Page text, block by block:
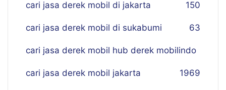
cari jasa derek mobil di jakarta 150
cari jasa derek mobil di sukabumi 63
cari jasa derek mobil hub derek mobilindo
69
cari jasa derek mobil jakarta 19